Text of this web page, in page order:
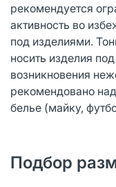
рекомендуется
активность во
под изделиями.
носить изделия
возникновения
рекомендовано
белье (майку,
Подбор